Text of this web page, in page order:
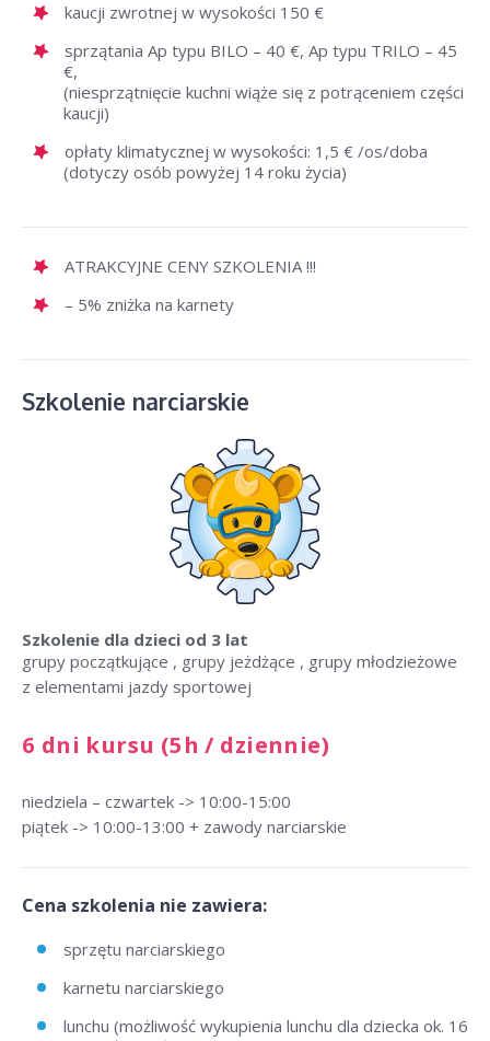
kaucji zwrotnej w wysokości 150 €
sprzątania Ap typu BILO – 40 €, Ap typu TRILO – 45
€,
(niesprzątnięcie kuchni wiąże się z potrąceniem części
kaucji)
opłaty klimatycznej w wysokości: 1,5 € /os/doba
(dotyczy osób powyżej 14 roku życia)
ATRAKCYJNE CENY SZKOLENIA !!!
– 5% zniżka na karnety
Szkolenie narciarskie
Szkolenie dla dzieci od 3 lat
grupy początkujące , grupy jeżdżące , grupy młodzieżowe
z elementami jazdy sportowej
6 dni kursu (5h / dziennie)
niedziela – czwartek -> 10:00-15:00
piątek -> 10:00-13:00 + zawody narciarskie
Cena szkolenia nie zawiera:
sprzętu narciarskiego
karnetu narciarskiego
lunchu (możliwość wykupienia lunchu dla dziecka ok. 16